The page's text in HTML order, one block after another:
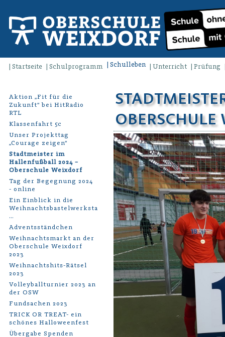
Startseite Schulprogramm Schulleben Unterricht Prüfung
BERSCHULE
Aktion „Fit für die
Zukunft“ bei HitRadio
RTL
Klassenfahrt 5c
Unser Projekttag
„Courage zeigen“
Stadtmeister im
Hallenfußball 2024 –
Oberschule Weixdorf
Tag der Begegnung 2024
- online
Ein Einblick in die
Weihnachtsbastelwerkstatt
…
Adventsständchen
Weihnachtsmarkt an der
Oberschule Weixdorf
2023
Weihnachtshits-Rätsel
2023
Volleyballturnier 2023 an
der OSW
Fundsachen 2023
TRICK OR TREAT- ein
schönes Halloweenfest
Übergabe Spenden